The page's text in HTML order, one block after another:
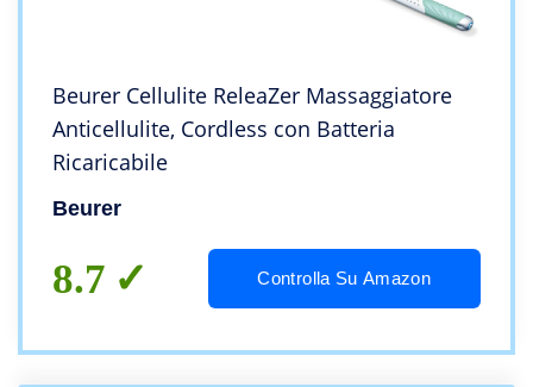
Beurer Cellulite ReleaZer Massaggiatore
Anticellulite, Cordless con Batteria
Ricaricabile
Beurer
8.7 Controlla Su Amazon